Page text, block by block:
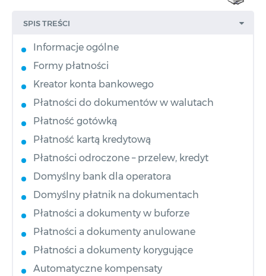
SPIS TREŚCI
Informacje ogólne
Formy płatności
Kreator konta bankowego
Płatności do dokumentów w walutach
Płatność gotówką
Płatność kartą kredytową
Płatności odroczone – przelew, kredyt
Domyślny bank dla operatora
Domyślny płatnik na dokumentach
Płatności a dokumenty w buforze
Płatności a dokumenty anulowane
Płatności a dokumenty korygujące
Automatyczne kompensaty